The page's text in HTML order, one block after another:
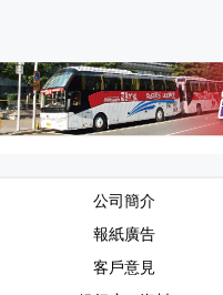
公司簡介
報紙廣告
客戶意見